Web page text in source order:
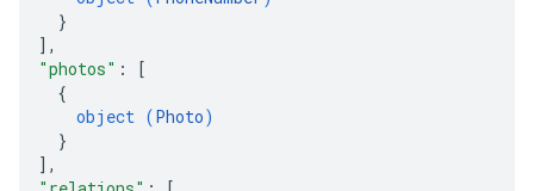
}
] ,
"photos" :
[
{
object (Photo)
}
] ,